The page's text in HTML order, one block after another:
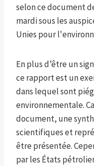
selon ce document
mardi sous les
Unies pour
En plus d’être un
ce rapport est un
dans lequel sont
environnementale.
document, une
scientifiques et
être présentée.
par les États